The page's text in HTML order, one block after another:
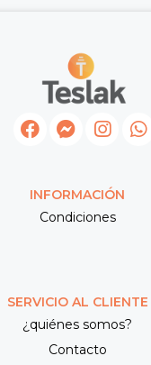
INFORMACIÓN
Condiciones
SERVICIO AL CLIENTE
¿quiénes somos?
Contacto